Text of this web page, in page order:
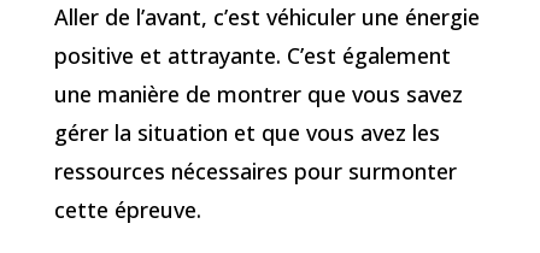
Aller de l’avant, c’est véhiculer une énergie
positive et attrayante. C’est également
une manière de montrer que vous savez
gérer la situation et que vous avez les
ressources nécessaires pour surmonter
cette épreuve.